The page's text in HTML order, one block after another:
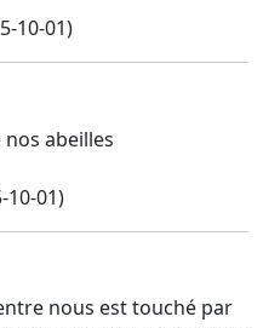
10-01)
nos abeilles
10-01)
nous est touché par